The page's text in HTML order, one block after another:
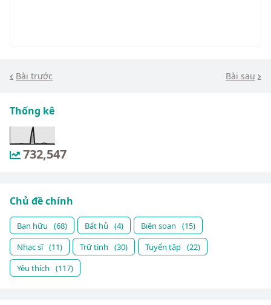
Bài trước Bài sau
Thống kê
732,547
Chủ đề chính
Bạn hữu (68) Bất hủ (4) Biên soạn
(15)
Nhạc sĩ (11) Trữ tình (30) Tuyển tập (22)
Yêu thích
(117)